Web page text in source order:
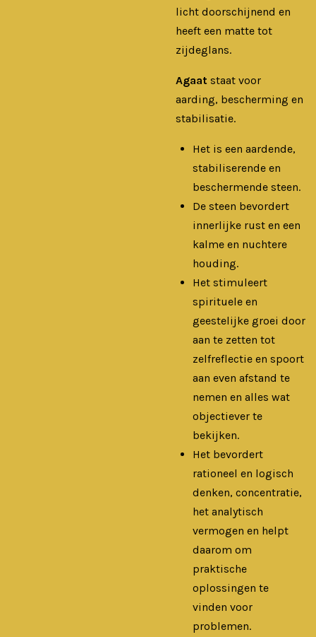
licht doorschijnend en
heeft een matte tot
zijdeglans.
Agaat staat voor
aarding, bescherming en
stabilisatie.
Het is een aardende,
stabiliserende en
beschermende steen.
De steen bevordert
innerlijke rust en een
kalme en nuchtere
houding.
Het stimuleert
spirituele en
geestelijke groei door
aan te zetten tot
zelfreflectie en spoort
aan even afstand te
nemen en alles wat
objectiever te
bekijken.
Het bevordert
rationeel en logisch
denken, concentratie,
het analytisch
vermogen en helpt
daarom om
praktische
oplossingen te
vinden voor
problemen.